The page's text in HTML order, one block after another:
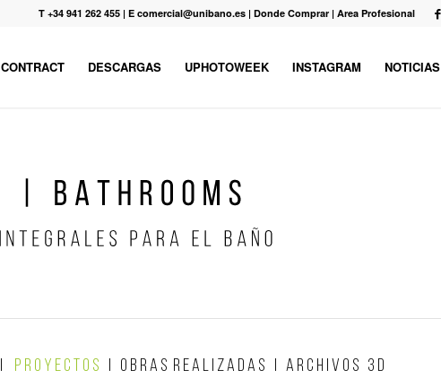
T +34 941 262 455 | E comercial@unibano.es | Donde Comprar | Area Profesional
CONTRACT DESCARGAS UPHOTOWEEK INSTAGRAM NOTICIAS
| P R O Y E C T O S | O B R A S R E A L I Z A D A S | A R C H I V O S 3 D